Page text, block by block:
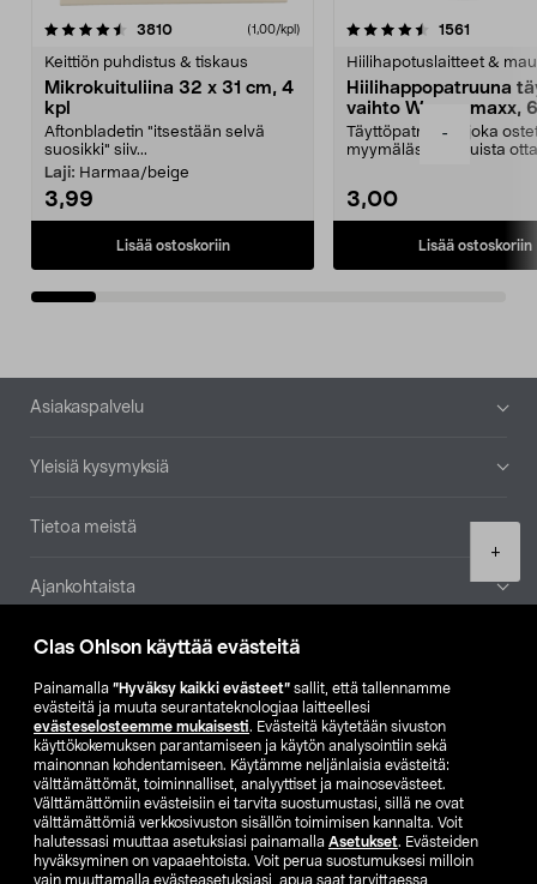
Clas Ohlson käyttää evästeitä
Painamalla ”Hyväksy kaikki evästeet” sallit, että tallennamme
evästeitä ja muuta seurantateknologiaa laitteellesi
evästeselosteemme mukaisesti. Evästeitä käytetään sivuston
käyttökokemuksen parantamiseen ja käytön analysointiin sekä
mainonnan kohdentamiseen. Käytämme neljänlaisia evästeitä:
välttämättömät, toiminnalliset, analyyttiset ja mainosevästeet.
Välttämättömiin evästeisiin ei tarvita suostumustasi, sillä ne ovat
välttämättömiä verkkosivuston sisällön toimimisen kannalta. Voit
halutessasi muuttaa asetuksiasi painamalla Asetukset. Evästeiden
hyväksyminen on vapaaehtoista. Voit perua suostumuksesi milloin
vain muuttamalla evästeasetuksiasi, apua saat tarvittaessa
-
+
3810arvostelut (1,00/kpl)
Keittiön puhdistus & tiskaus
Mikrokuituliina 32 x 31 cm, 4
kpl
Aftonbladetin "itsestään selvä
suosikki" siiv...
Laji: Harmaa/beige
3,99
Lisää ostoskoriin
4.5viidestä
1561
Hiilihapotuslaitteet &
Hiilihappopatruuna
vaihto Wassermaxx,
Täyttöpatruuna, joka
myymälästä – muista
3,00
Lisää ostoskoriin
4.5viidestä
Alatunniste
Asiakaspalvelu
Yleisiä kysymyksiä
Tietoa meistä
Ajankohtaista
Muut yrityksemme
Etsi myymälä
SE NO FI
FI SV